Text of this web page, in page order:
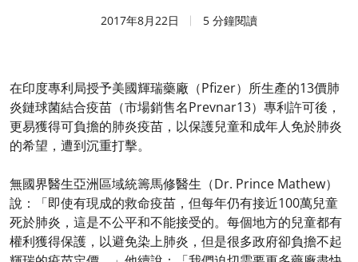
2017年8月22日 5 分鐘閱讀
在印度專利局授予美國輝瑞藥廠（Pfizer）所生產的13價肺
炎鏈球菌結合疫苗（市場銷售名Prevnar13）專利許可後，
更易獲得可負擔的肺炎疫苗，以保護兒童和成年人免於肺炎
的希望，遭到沉重打擊。
無國界醫生亞洲區域統籌馬修醫生（Dr. Prince Mathew）
說：「即使有現成的救命疫苗，但每年仍有接近100萬兒童
死於肺炎，這是不公平和不能接受的。每個地方的兒童都有
權利獲得保護，以避免染上肺炎，但是很多政府卻負擔不起